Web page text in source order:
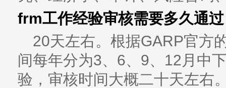
frm工作经验审核需要多久通过
20天左右。根据GARP官方
间每年分为3、6、9、12月中
验，审核时间大概二十天左右